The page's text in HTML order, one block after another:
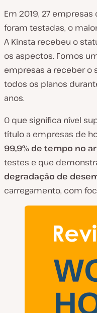
Em 2019, 27
foram testadas, o
A Kinsta recebeu o
os aspectos. Fomos
empresas a receber o
todos os planos
anos.
O que significa nível
título a empresas de
99,9% de tempo no ar
testes e que
degradação de
carregamento, com